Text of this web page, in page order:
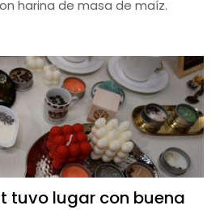
harina de masa de maíz.
tuvo lugar con buena